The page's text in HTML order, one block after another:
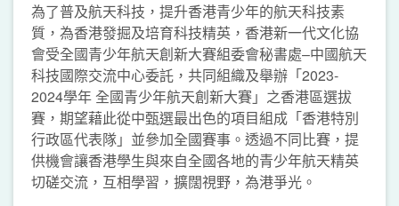
為了普及航天科技，提升香港青少年的航天科技素
質，為香港發掘及培育科技精英，香港新一代文化協
會受全國青少年航天創新大賽組委會秘書處–中國航天
科技國際交流中心委託，共同組織及舉辦「2023-
2024學年 全國青少年航天創新大賽」之香港區選拔
賽，期望藉此從中甄選最出色的項目組成「香港特別
行政區代表隊」並參加全國賽事。透過不同比賽，提
供機會讓香港學生與來自全國各地的青少年航天精英
切磋交流，互相學習，擴闊視野，為港爭光。